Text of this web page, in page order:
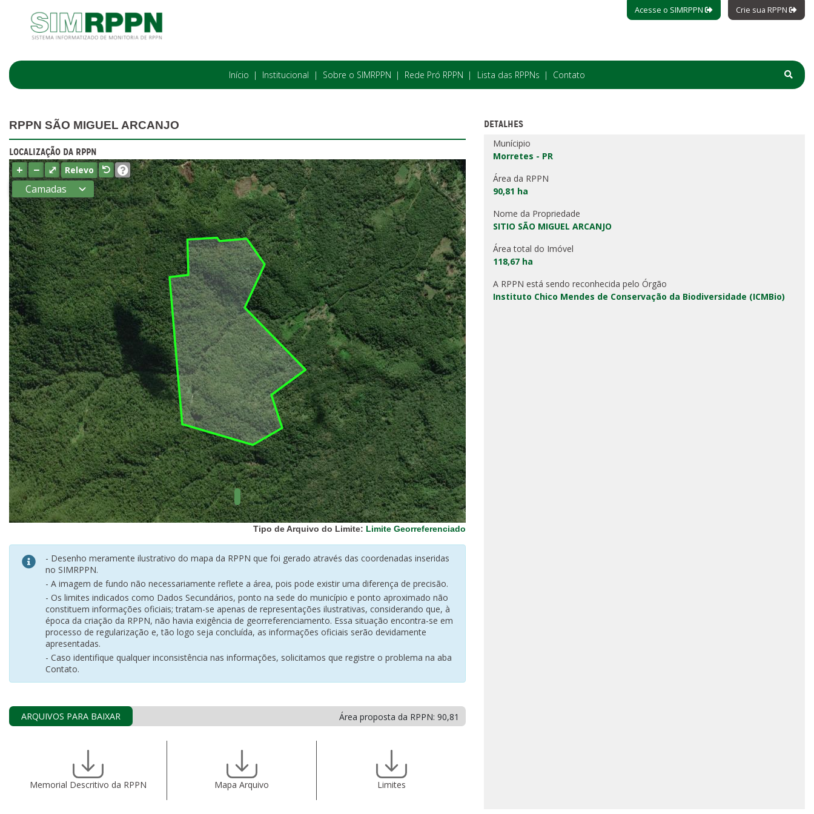
Acesse o SIMRPPN Crie sua RPPN
Início Institucional Sobre o SIMRPPN Rede Pró RPPN Lista das RPPNs Contato
RPPN SÃO MIGUEL ARCANJO
LOCALIZAÇÃO DA RPPN
+ − ⤢ Relevo
Camadas
Estados
Municípios
Terras
indígenas
(FUNAI)
UC Federal
UC Estaduais
UC
Municipais
Hidrografia
1:1.000.000
(ANA)
Biomas
(IBGE)
Vegetação
(IBGE)
Rodovias
(IBGE)
Relevo
(IBGE)
Tipo de Arquivo do Limite: Limite Georreferenciado
- Desenho meramente ilustrativo do mapa da RPPN que foi gerado através das coordenadas inseridas
no SIMRPPN.
- A imagem de fundo não necessariamente reflete a área, pois pode existir uma diferença de precisão.
- Os limites indicados como Dados Secundários, ponto na sede do município e ponto aproximado não
constituem informações oficiais; tratam-se apenas de representações ilustrativas, considerando que, à
época da criação da RPPN, não havia exigência de georreferenciamento. Essa situação encontra-se em
processo de regularização e, tão logo seja concluída, as informações oficiais serão devidamente
apresentadas.
- Caso identifique qualquer inconsistência nas informações, solicitamos que registre o problema na aba
Contato.
ARQUIVOS PARA BAIXAR Área proposta da RPPN: 90,81
Memorial Descritivo da RPPN Mapa Arquivo Limites
DETALHES
Munícipio
Morretes - PR
Área da RPPN
90,81 ha
Nome da Propriedade
SITIO SÃO MIGUEL ARCANJO
Área total do Imóvel
118,67 ha
A RPPN está sendo reconhecida pelo Órgão
Instituto Chico Mendes de Conservação da Biodiversidade (ICMBio)